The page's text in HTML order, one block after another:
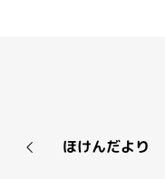
ほけんだよ